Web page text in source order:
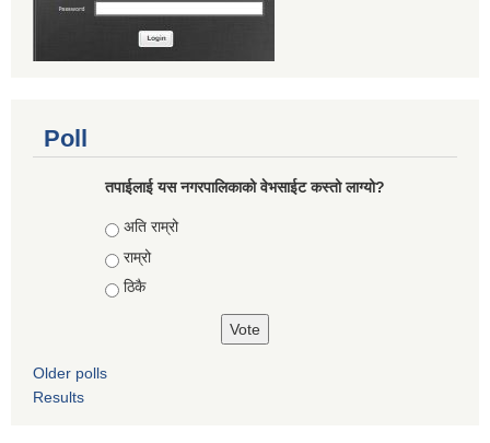
Poll
तपाईलाई यस नगरपालिकाको वेभसाईट कस्तो लाग्यो?
Choices
अति राम्रो
राम्रो
ठिकै
Older polls
Results